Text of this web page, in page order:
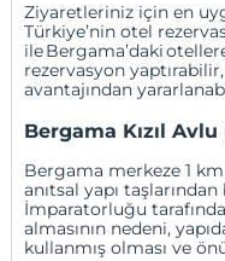
Ziyaretleriniz için en
Türkiye’nin otel
ile Bergama’daki
rezervasyon
avantajından
Bergama Kızıl Avlu
Bergama merkeze 1
anıtsal yapı
İmparatorluğu
almasının nedeni,
kullanmış olması ve